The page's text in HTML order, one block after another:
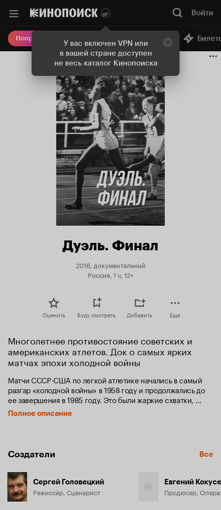
У вас включен VPN или
в вашей стране доступен
не весь каталог Кинопоиска
Войти
Попробовать Плюс Онлайн-кинотеатр
Дуэль. Финал
2016, документальный
Россия, 1 ч, 12+
Оценить Буду смотреть Добавить Еще
Многолетнее противостояние советских и
американских атлетов. Док о самых ярких
матчах эпохи холодной войны
Матчи СССР-США по легкой атлетике начались в самый
разгар «холодной войны» в 1958 году и продолжались до
ее завершения в 1985 году. Это были жаркие схватки,
стадионы СССР и Америки ставили рекорды по
посещаемости. Это было время, когда эпоха воплощалась
вничью.
Полное описание
Создатели Все
Сергей Головецкий
Режиссёр, Сценарист
Евгений
Продюсер,